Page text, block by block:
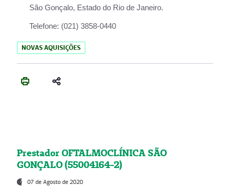
São Gonçalo, Estado do Rio de Janeiro.
Telefone: (021) 3858-0440
NOVAS AQUISIÇÕES
Prestador OFTALMOCLÍNICA SÃO
GONÇALO (55004164-2)
07 de Agosto de 2020